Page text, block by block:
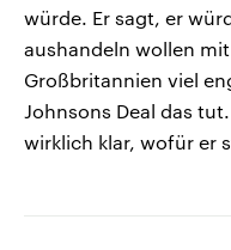
würde. Er sagt, er
aushandeln wollen mit
Großbritannien viel
Johnsons Deal das
wirklich klar, wofür er